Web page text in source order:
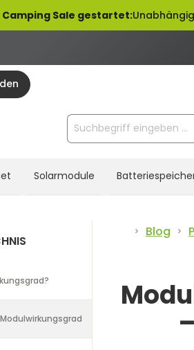
Camping Sale gestartet:
Solarmodule
Blog